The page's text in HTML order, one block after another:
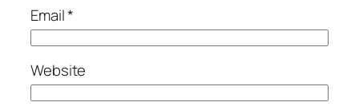
Email*
Website